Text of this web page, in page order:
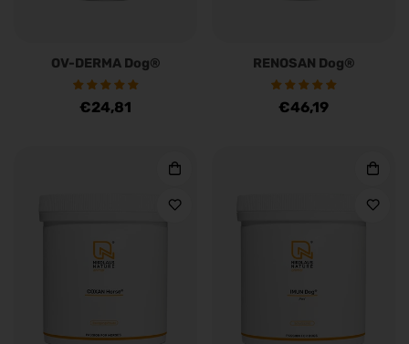
OV-DERMA Dog®
Regulärer
€24,81
RENOSAN Dog®
Regulärer
€46,19